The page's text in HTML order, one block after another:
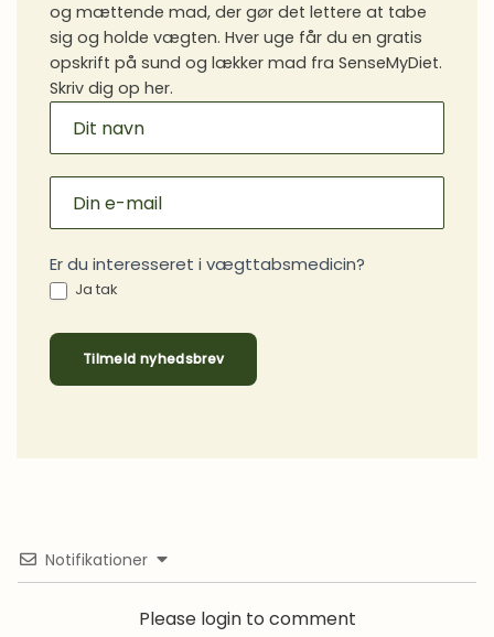
og mættende mad, der gør det lettere at tabe
sig og holde vægten. Hver uge får du en gratis
opskrift på sund og lækker mad fra SenseMyDiet.
Skriv dig op her.
SIGNUP
Er du interesseret i vægttabsmedicin?
Ja tak
Tilmeld nyhedsbrev
Notifikationer
Please login to comment